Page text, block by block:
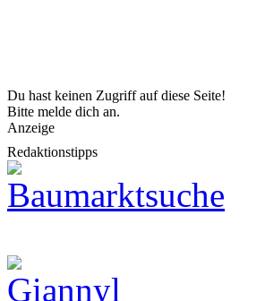
Du hast keinen Zugriff auf diese Seite!
Bitte melde dich an.
Anzeige
Redaktionstipps